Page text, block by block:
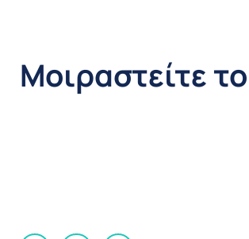
Μοιραστείτε